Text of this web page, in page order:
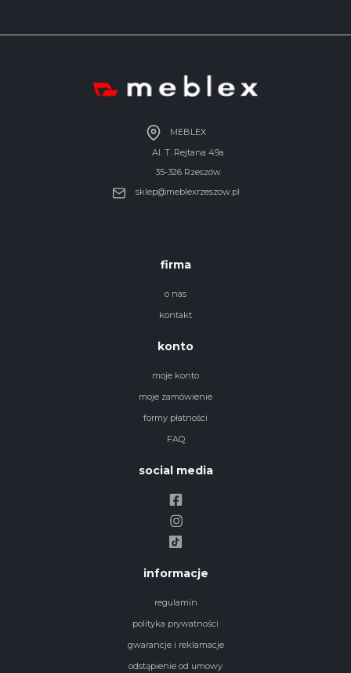
MEBLEX
Al. T. Rejtana 49a
35-326 Rzeszów
sklep@meblexrzeszow.pl
firma
o nas
kontakt
konto
moje konto
moje zamówienie
formy płatności
FAQ
social media
informacje
regulamin
polityka prywatności
gwarancje i reklamacje
odstąpienie od umowy